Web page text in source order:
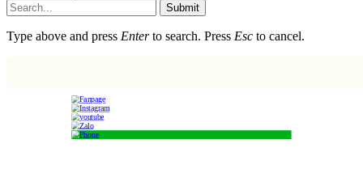
Submit
Type above and press Enterto search. Press Esc to cancel.